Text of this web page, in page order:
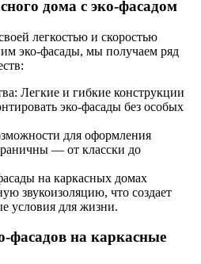
дома с эко-фасадом
легкостью и скоростью
эко-фасады, мы получаем ряд
Легкие и гибкие конструкции
эко-фасады без особых
для оформления
— от класски до
на каркасных домах
звукоизоляцию, что создает
условия для жизни.
фасадов на каркасные